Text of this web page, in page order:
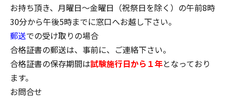
お持ち頂き、月曜日～金曜日（祝祭日を除く）の午前8時
30分から午後5時までに窓口へお越し下さい。
郵送での受け取りの場合
合格証書の郵送は、事前に、ご連絡下さい。
合格証書の保存期間は試験施行日から１年となっており
ます。
お問合せ